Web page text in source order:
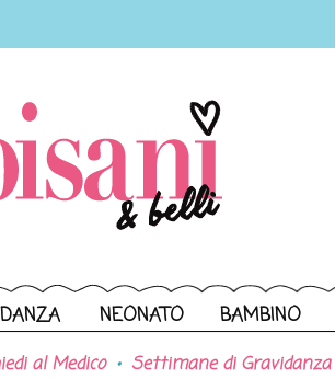
NEONATO BAMBINO
al Medico Settimane di Gravidanza